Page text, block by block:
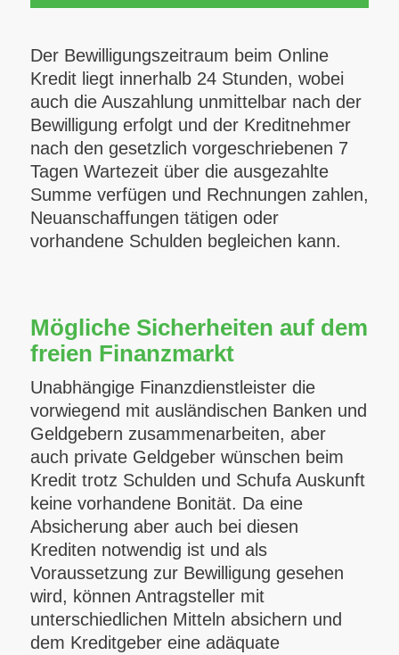
Der Bewilligungszeitraum beim Online
Kredit liegt innerhalb 24 Stunden, wobei
auch die Auszahlung unmittelbar nach der
Bewilligung erfolgt und der Kreditnehmer
nach den gesetzlich vorgeschriebenen 7
Tagen Wartezeit über die ausgezahlte
Summe verfügen und Rechnungen zahlen,
Neuanschaffungen tätigen oder
vorhandene Schulden begleichen kann.
Mögliche Sicherheiten auf dem
freien Finanzmarkt
Unabhängige Finanzdienstleister die
vorwiegend mit ausländischen Banken und
Geldgebern zusammenarbeiten, aber
auch private Geldgeber wünschen beim
Kredit trotz Schulden und Schufa Auskunft
keine vorhandene Bonität. Da eine
Absicherung aber auch bei diesen
Krediten notwendig ist und als
Voraussetzung zur Bewilligung gesehen
wird, können Antragsteller mit
unterschiedlichen Mitteln absichern und
dem Kreditgeber eine adäquate